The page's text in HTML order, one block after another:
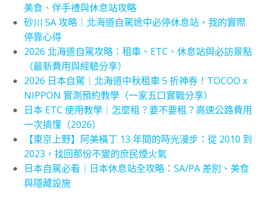
美食、伴手禮與休息站攻略
砂川 SA 攻略｜北海道自駕途中必停休息站，我的實際
停靠心得
2026 北海道自駕攻略：租車、ETC、休息站與必訪景點
（最新費用與經驗分享）
2026 日本自駕｜北海道中秋租車 5 折神券！TOCOO x
NIPPON 實測預約教學（一家五口實戰分享）
日本 ETC 使用教學｜怎麼租？要不要租？高速公路費用
一次搞懂（2026）
【東京上野】阿美橫丁 13 年間的時光漫步：從 2010 到
2023，找回那份不變的庶民煙火氣
日本自駕必看｜日本休息站全攻略：SA/PA 差別、美食
與隱藏設施